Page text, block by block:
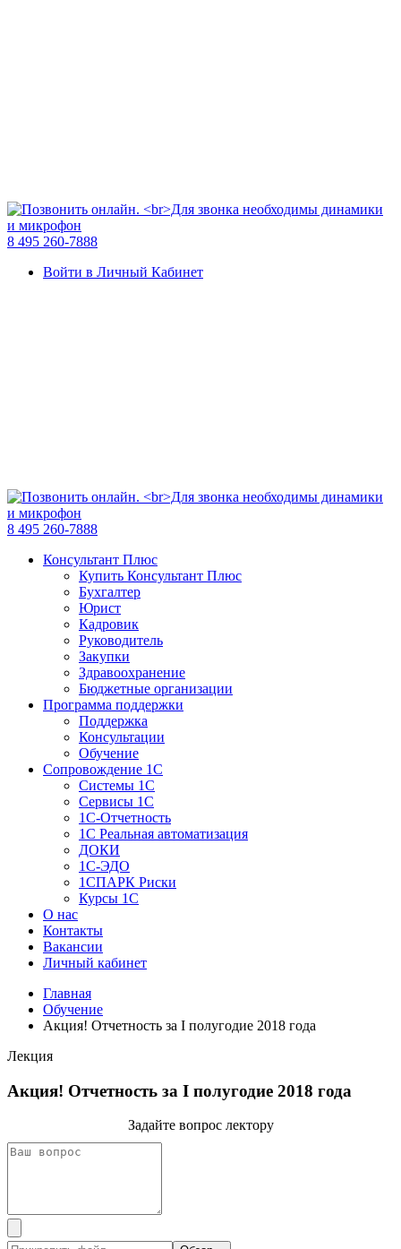
8 495 260-7888
Войти в Личный Кабинет
8 495 260-7888
Консультант Плюс
Купить Консультант Плюс
Бухгалтер
Юрист
Кадровик
Руководитель
Закупки
Здравоохранение
Бюджетные организации
Программа поддержки
Поддержка
Консультации
Обучение
Сопровождение 1С
Системы 1С
Сервисы 1С
1C-Отчетность
1С Реальная автоматизация
ДОКИ
1C-ЭДО
1СПАРК Риски
Курсы 1С
О нас
Контакты
Вакансии
Личный кабинет
Главная
Обучение
Акция! Отчетность за I полугодие 2018 года
Лекция
Акция! Отчетность за I полугодие 2018 года
Задайте вопрос лектору